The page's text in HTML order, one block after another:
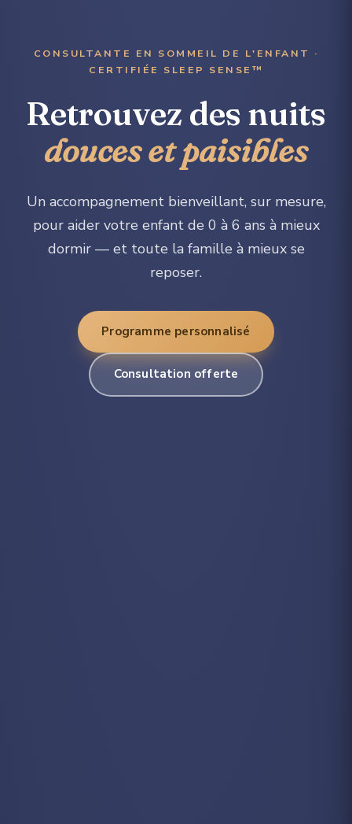
CONSULTANTE EN SOMMEIL DE L'ENFANT ·
CERTIFIÉE SLEEP SENSE™
Retrouvez des nuits
douces et paisibles
Un accompagnement bienveillant, sur mesure,
pour aider votre enfant de 0 à 6 ans à mieux
dormir — et toute la famille à mieux se
reposer.
Programme personnalisé
Consultation offerte